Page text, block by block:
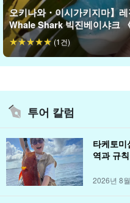
오키나와・이시가키지마】
Whale Shark 빅진베이샤크
(1건)
투어 칼럼
타케토
역과 규
2026년 8